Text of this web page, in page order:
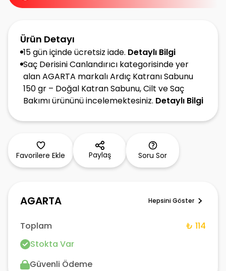
Ürün Detayı
15 gün içinde ücretsiz iade. Detaylı Bilgi
Saç Derisini Canlandırıcı kategorisinde yer
alan AGARTA markalı Ardıç Katranı Sabunu
150 gr – Doğal Katran Sabunu, Cilt ve Saç
Bakımı ürününü incelemektesiniz. Detaylı Bilgi
Favorilere Ekle Paylaş Soru Sor
AGARTA Hepsini Göster
Toplam
₺ 114
Stokta Var
Güvenli Ödeme